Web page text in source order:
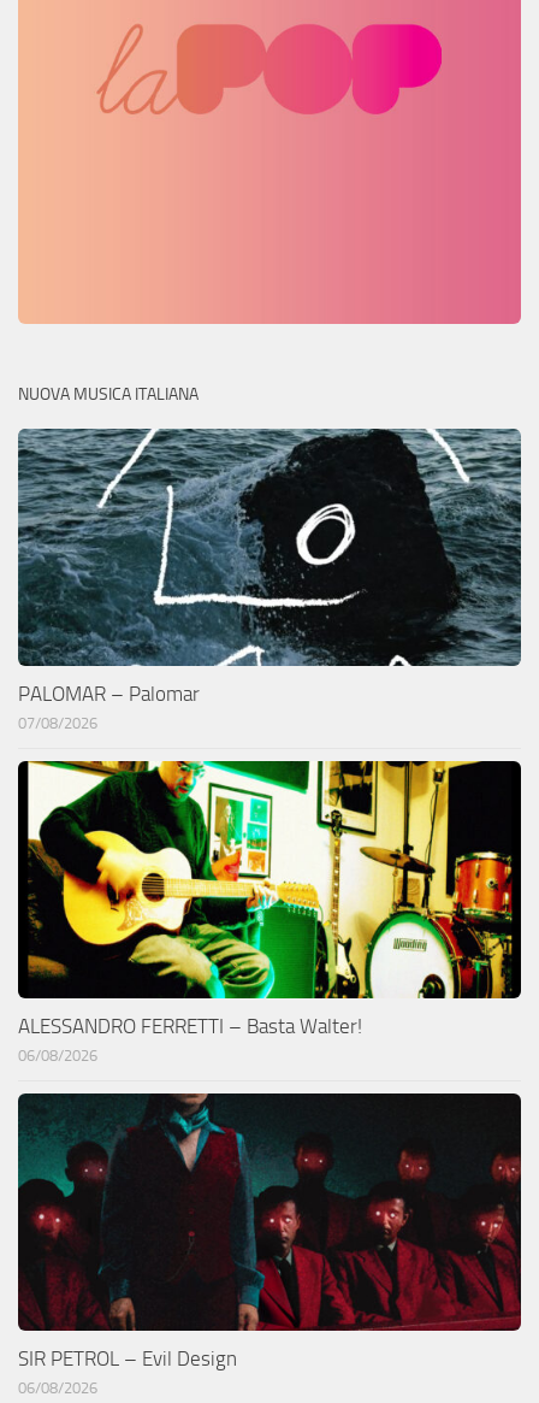
NUOVA MUSICA ITALIANA
PALOMAR – Palomar
07/08/2026
ALESSANDRO FERRETTI – Basta Walter!
06/08/2026
SIR PETROL – Evil Design
06/08/2026